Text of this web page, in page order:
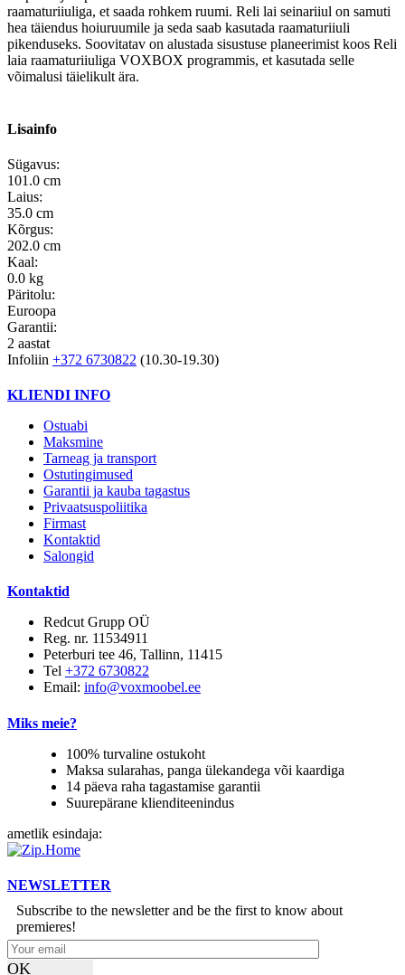
raamaturiiuliga, et saada rohkem ruumi. Reli lai seinariiul on samuti
hea täiendus hoiuruumile ja seda saab kasutada raamaturiiuli
pikenduseks. Soovitatav on alustada sisustuse planeerimist koos Reli
laia raamaturiiuliga VOXBOX programmis, et kasutada selle
võimalusi täielikult ära.
Lisainfo
Sügavus:
101.0 cm
Laius:
35.0 cm
Kõrgus:
202.0 cm
Kaal:
0.0 kg
Päritolu:
Euroopa
Garantii:
2 aastat
Infoliin +372 6730822 (10.30-19.30)
KLIENDI INFO
Ostuabi
Maksmine
Tarneag ja transport
Ostutingimused
Garantii ja kauba tagastus
Privaatsuspoliitika
Firmast
Kontaktid
Salongid
Kontaktid
Redcut Grupp OÜ
Reg. nr. 11534911
Peterburi tee 46, Tallinn, 11415
Tel +372 6730822
Email: info@voxmoobel.ee
Miks meie?
100% turvaline ostukoht
Maksa sularahas, panga ülekandega või kaardiga
14 päeva raha tagastamise garantii
Suurepärane klienditeenindus
ametlik esindaja:
NEWSLETTER
Subscribe to the newsletter and be the first to know about
premieres!
OK